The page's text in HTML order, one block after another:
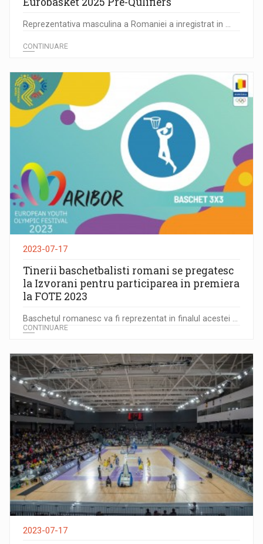
Reprezentativa masculina a Romaniei a inregistrat in ...
CONTINUARE
2023-07-17
Tinerii baschetbalisti romani se pregatesc
la Izvorani pentru participarea in premiera
la FOTE 2023
Baschetul romanesc va fi reprezentat in finalul acestei ...
CONTINUARE
2023-07-17